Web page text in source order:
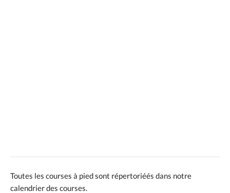
Toutes les courses à pied sont répertoriéés dans notre
calendrier des courses.